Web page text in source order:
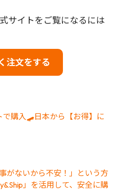
サイトをご覧になるには
注文をする
で購入🛹日本から【お得】に
がないから不安！」という方
」を活用して、安全に購